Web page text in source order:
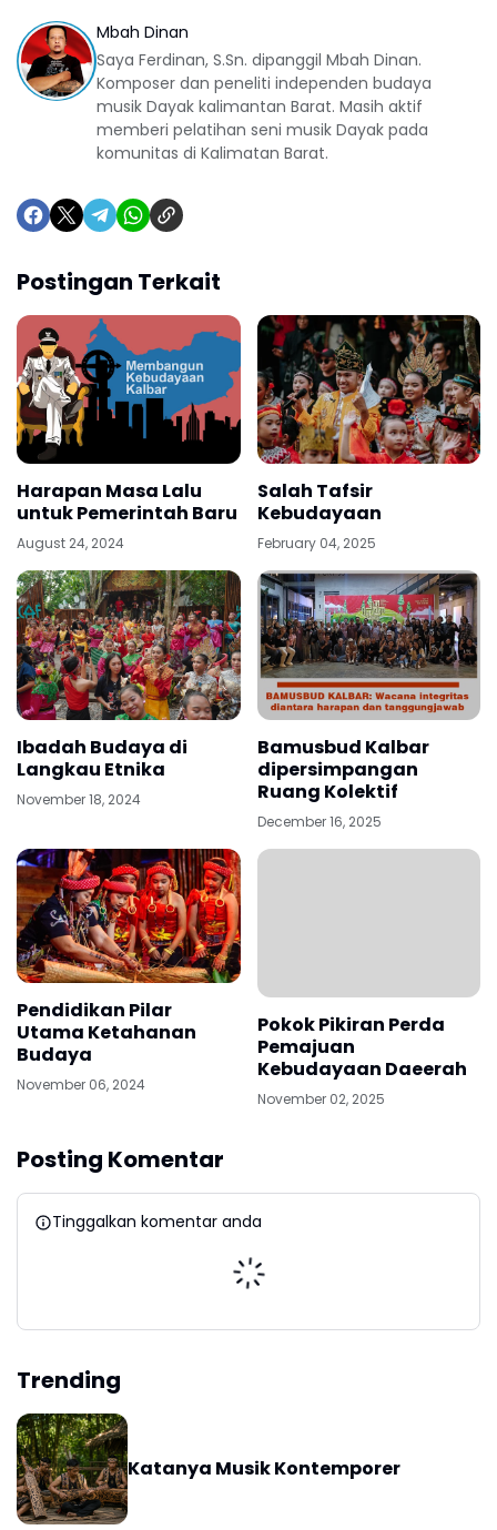
Mbah Dinan
Saya Ferdinan, S.Sn. dipanggil Mbah Dinan.
Komposer dan peneliti independen budaya
musik Dayak kalimantan Barat. Masih aktif
memberi pelatihan seni musik Dayak pada
komunitas di Kalimatan Barat.
Postingan Terkait
Harapan Masa Lalu
untuk Pemerintah Baru
August 24, 2024
Salah Tafsir
Kebudayaan
February 04, 2025
Ibadah Budaya di
Langkau Etnika
November 18, 2024
Bamusbud Kalbar
dipersimpangan
Ruang Kolektif
December 16, 2025
Pendidikan Pilar
Utama Ketahanan
Budaya
November 06, 2024
Pokok Pikiran Perda
Pemajuan
Kebudayaan Daeerah
November 02, 2025
Posting Komentar
Tinggalkan komentar anda
Trending
Katanya Musik Kontemporer